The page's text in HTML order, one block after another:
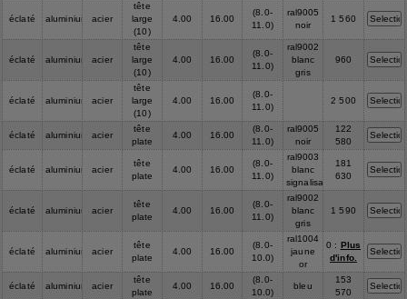
éclaté aluminium acier
tête
large
(10)
4.00 16.00
(8.0-
11.0)
ral9005
noir
1 560
éclaté aluminium acier
tête
large
(10)
4.00 16.00
(8.0-
11.0)
ral9002
blanc
gris
960
éclaté aluminium acier
tête
large
(10)
4.00 16.00
(8.0-
11.0)
2 500
éclaté aluminium acier
tête
plate
4.00 16.00
(8.0-
11.0)
ral9005
noir
122
580
éclaté aluminium acier
tête
plate
4.00 16.00
(8.0-
11.0)
ral9003
blanc
signalisation
181
630
éclaté aluminium acier
tête
plate
4.00 16.00
(8.0-
11.0)
ral9002
blanc
gris
1 590
éclaté aluminium acier
tête
plate
4.00 16.00
(8.0-
10.0)
ral1004
jaune
or
0 : Plus
d'info.
éclaté aluminium acier
tête
plate
4.00 16.00
(8.0-
10.0)
bleu
153
570